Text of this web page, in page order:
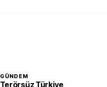
GÜNDEM
Terörsüz Türkiye